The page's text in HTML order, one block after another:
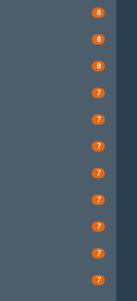
8
8
8
7
7
7
7
7
7
7
7